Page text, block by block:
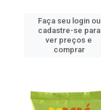
Faça seu login ou
cadastre-se para
ver preços e
comprar